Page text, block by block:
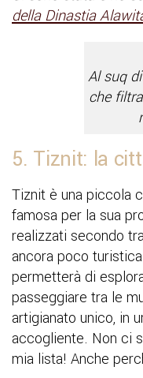
della Dinastia
Al suq
che
5. Tiznit: la
Tiznit è una piccola
famosa per la sua
realizzati secondo
ancora poco
permetterà di
passeggiare tra le
artigianato unico, in
accogliente. Non ci
mia lista! Anche